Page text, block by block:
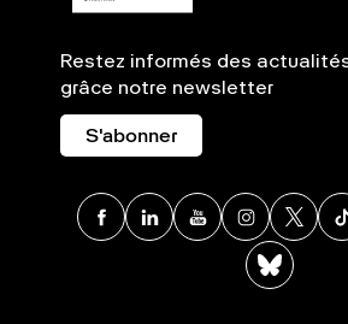
Restez informés des
grâce notre newsletter
S'abonner
Facebook
LinkedinYoutube